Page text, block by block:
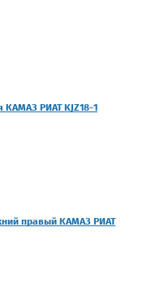
КАМАЗ РИАТ KJZ18-1
правый КАМАЗ РИАТ